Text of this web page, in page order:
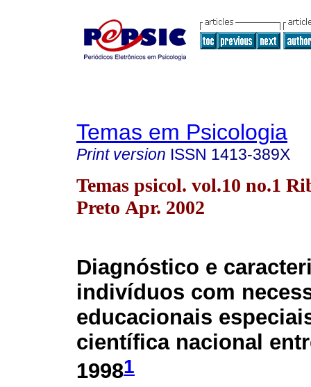
Temas em Psicologia
Print version ISSN 1413-389X
Temas psicol. vol.10 no.1
Preto Apr. 2002
Diagnóstico e
indivíduos com
educacionais
científica nacional
19981